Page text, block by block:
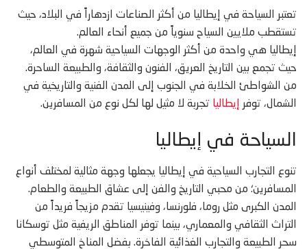
تعتبر السياحة في إيطاليا من أكثر الصناعات ازدهاراً في البلاد، حيث
تستقطب ملايين السياح سنوياً من جميع أنحاء العالم.
إيطاليا هي واحدة من أكثر الوجهات السياحية شهرة في العالم،
حيث تجمع بين التاريخ العريق، الفنون والثقافة، والطبيعة الساحرة.
من الشواطئ الخلابة في الجنوب إلى المدن الفنية والتاريخية في
الشمال، توفر إيطاليا تجربة لا مثيل لها لكل نوع من المسافرين.
السياحة في إيطاليا
تنوع التجارب السياحية في إيطاليا يجعلها وجهة مثالية لمختلف أنواع
المسافرين؛ من محبي التاريخ والفن إلى عشاق الطبيعة والطعام.
المدن الكبرى مثل روما، فلورنسا، وفينيسيا تقدم مزيجاً فريداً من
التراث الثقافي والمعماري، بينما توفر المناطق الريفية مثل توسكانا
سحر الطبيعة والتجارب الغذائية الفاخرة. بفضل المناخ المتوسطي